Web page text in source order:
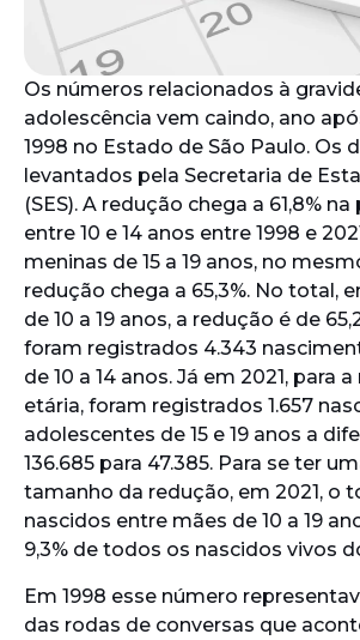
Os números relacionados à
adolescência vem caindo, ano
1998 no Estado de São Paulo. Os
levantados pela Secretaria de
(SES). A redução chega a 61,8%
entre 10 e 14 anos entre 1998 e
meninas de 15 a 19 anos, no
redução chega a 65,3%. No total,
de 10 a 19 anos, a redução é de
foram registrados 4.343
de 10 a 14 anos. Já em 2021, para
etária, foram registrados 1.657
adolescentes de 15 e 19 anos a
136.685 para 47.385. Para se ter
tamanho da redução, em 2021, o
nascidos entre mães de 10 a 19
9,3% de todos os nascidos vivos
Em 1998 esse número
das rodas de conversas que